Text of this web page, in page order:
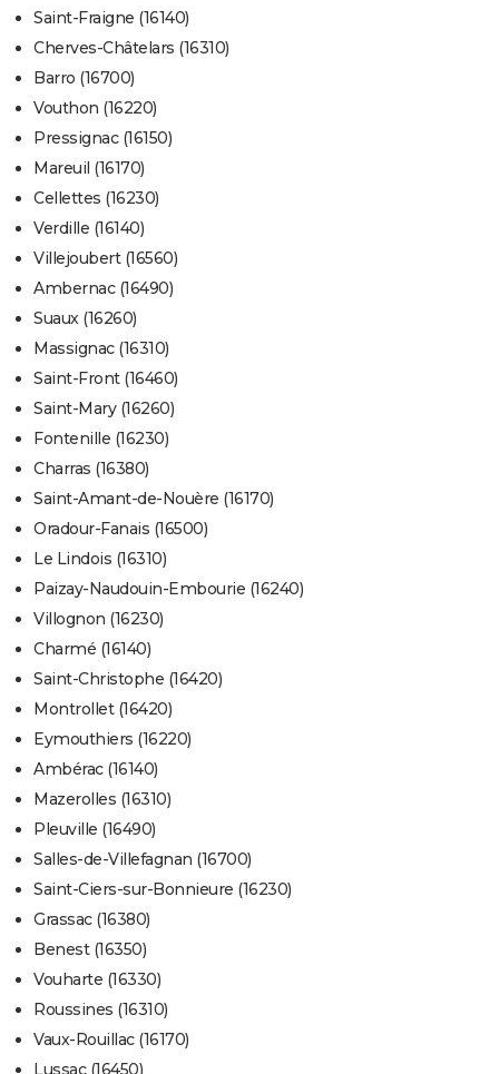
Saint-Fraigne (16140)
Cherves-Châtelars (16310)
Barro (16700)
Vouthon (16220)
Pressignac (16150)
Mareuil (16170)
Cellettes (16230)
Verdille (16140)
Villejoubert (16560)
Ambernac (16490)
Suaux (16260)
Massignac (16310)
Saint-Front (16460)
Saint-Mary (16260)
Fontenille (16230)
Charras (16380)
Saint-Amant-de-Nouère (16170)
Oradour-Fanais (16500)
Le Lindois (16310)
Paizay-Naudouin-Embourie (16240)
Villognon (16230)
Charmé (16140)
Saint-Christophe (16420)
Montrollet (16420)
Eymouthiers (16220)
Ambérac (16140)
Mazerolles (16310)
Pleuville (16490)
Salles-de-Villefagnan (16700)
Saint-Ciers-sur-Bonnieure (16230)
Grassac (16380)
Benest (16350)
Vouharte (16330)
Roussines (16310)
Vaux-Rouillac (16170)
Lussac (16450)